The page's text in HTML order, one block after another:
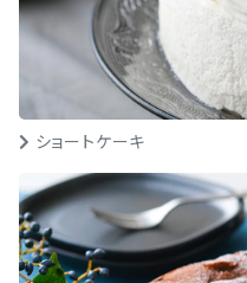
ショートケーキ